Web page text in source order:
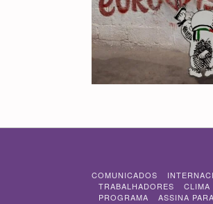
COMUNICADOS
TRABALHADORES
CLIMA
PROGRAMA
ASSINA